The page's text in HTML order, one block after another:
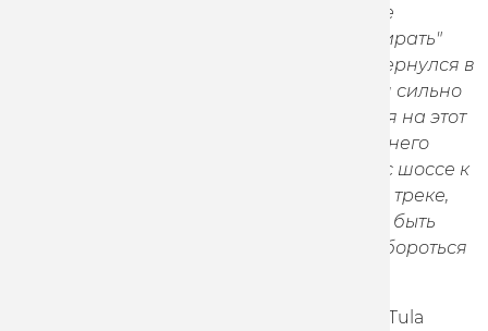
Кубка мира. И у нас уже есть достаточное
количество для этого. Теперь нужно "добирать"
очки в омниуме. С тех пор как мэдисон вернулся в
олимпийскую программу, скорость в нем сильно
выросла, понятно , что все ориентируются на этот
вид уже как на олимпийский, делают на него
ставку. Понятно, что некоторые гонщики с шоссе к
Олимпиаде вернутся к выступлениям на треке,
чтобы побороться за медали. Мы должны быть
готовы к этому и быть не хуже них, чтобы бороться
В женском мэдисоне гонщицы Marathon-Tula